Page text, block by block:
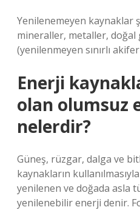
Yenilenemeyen kaynaklar
mineraller, metaller, doğal
(yenilenmeyen sınırlı
Enerji
olan olumsuz
nelerdir?
Güneş, rüzgar, dalga ve
kaynakların
yenilenen ve doğada asla
yenilenebilir enerji denir.